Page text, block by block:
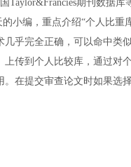
期刊数
小编，重点介绍“个人比重库
乎完全正确，可以命中
传到个人比较库，通过
在提交审查论文时如果选